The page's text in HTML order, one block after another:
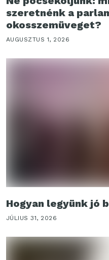
szeretnénk a
okosszemüveget?
AUGUSZTUS 1, 2026
Hogyan legyünk jó
JÚLIUS 31, 2026